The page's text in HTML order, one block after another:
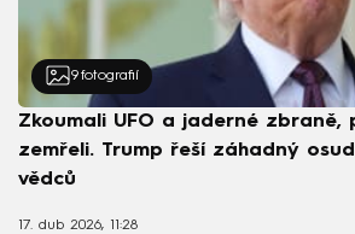
9 fotografií
Zkoumali UFO a jaderné zbraně,
zemřeli. Trump řeší záhadný
vědců
17. dub 2026, 11:28